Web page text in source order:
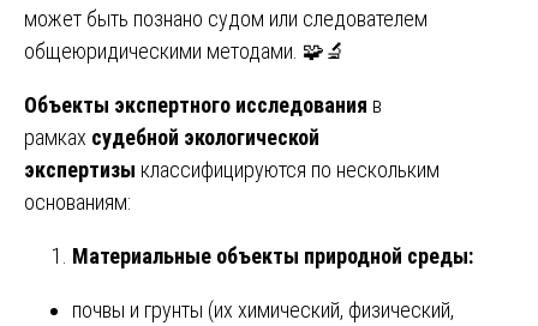
может быть познано судом или следователем
общеюридическими методами. 🧩🔬
Объекты экспертного исследования в
рамках судебной экологической
экспертизы классифицируются по нескольким
основаниям:
Материальные объекты природной среды:
почвы и грунты (их химический, физический,